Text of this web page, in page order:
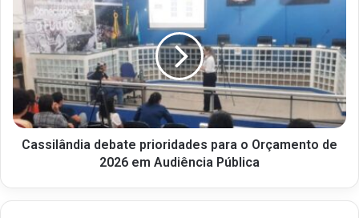
Cassilândia debate prioridades para o Orçamento de
2026 em Audiência Pública